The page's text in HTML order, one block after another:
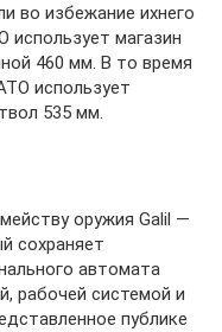
во избежание ихнего
магазин
460 мм. В то время
использует
535 мм.
оружия Galil —
сохраняет
автомата
рабочей системой и
публике